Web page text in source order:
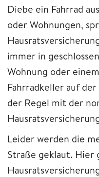
Diebe ein Fahrrad
oder Wohnungen,
immer in
Wohnung oder
Fahrradkeller auf
der Regel mit der
Leider werden die
Straße geklaut. Hier